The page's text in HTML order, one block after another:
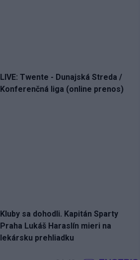
LIVE: Twente - Dunajská Streda /
Konferenčná liga (online prenos)
Kluby sa dohodli. Kapitán Sparty
Praha Lukáš Haraslín mieri na
lekársku prehliadku